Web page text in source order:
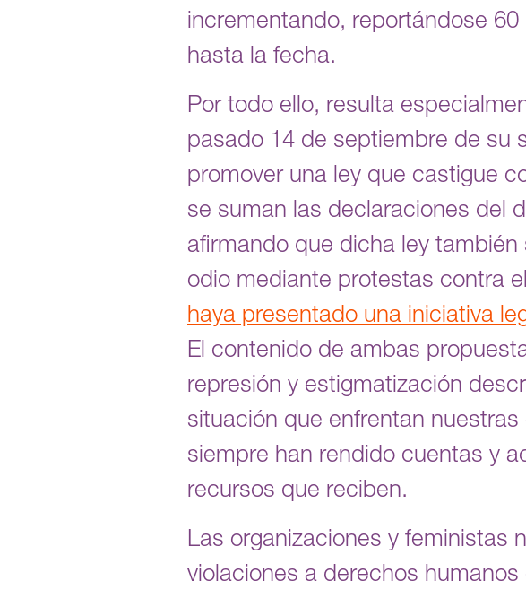
incrementando, reportándose
hasta la fecha.
Por todo ello, resulta
pasado 14 de septiembre de su
promover una ley que castigue
se suman las declaraciones del
afirmando que dicha ley
odio mediante protestas contra
haya presentado una iniciativa
El contenido de ambas
represión y estigmatización
situación que enfrentan
siempre han rendido cuentas y
recursos que reciben.
Las organizaciones y feministas
violaciones a derechos